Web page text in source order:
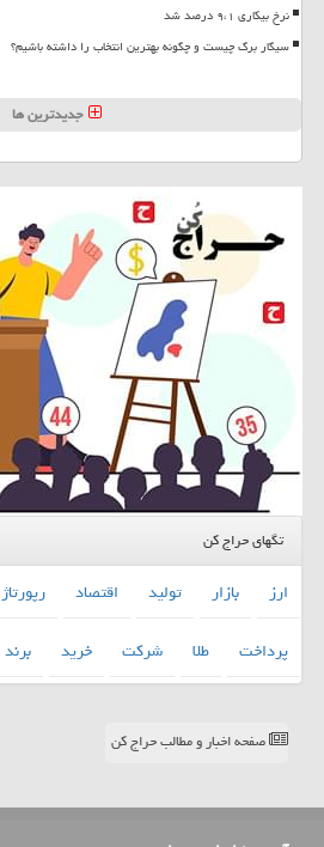
نرخ بیکاری ۹،۱ درصد شد
سیگار برگ چیست و چگونه بهترین انتخاب را داشته باشیم؟
جدیدترین ها
تگهای حراج کن
ارز بازار تولید اقتصاد رپورتاژ
پرداخت
طلا شركت خرید برند
صفحه اخبار و مطالب حراج کن